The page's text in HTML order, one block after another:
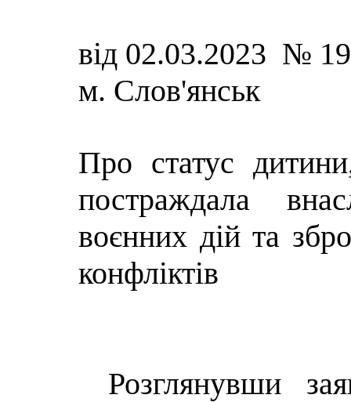
від 02.03.2023 №
м. Слов'янськ
Про статус
постраждала
воєнних дій та
конфліктів
Розглянувши